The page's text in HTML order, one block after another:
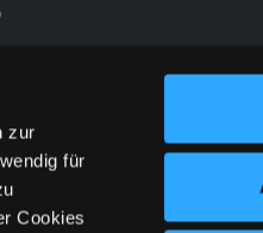
zur
für
Cookies
keine Veranstaltung
abonnieren